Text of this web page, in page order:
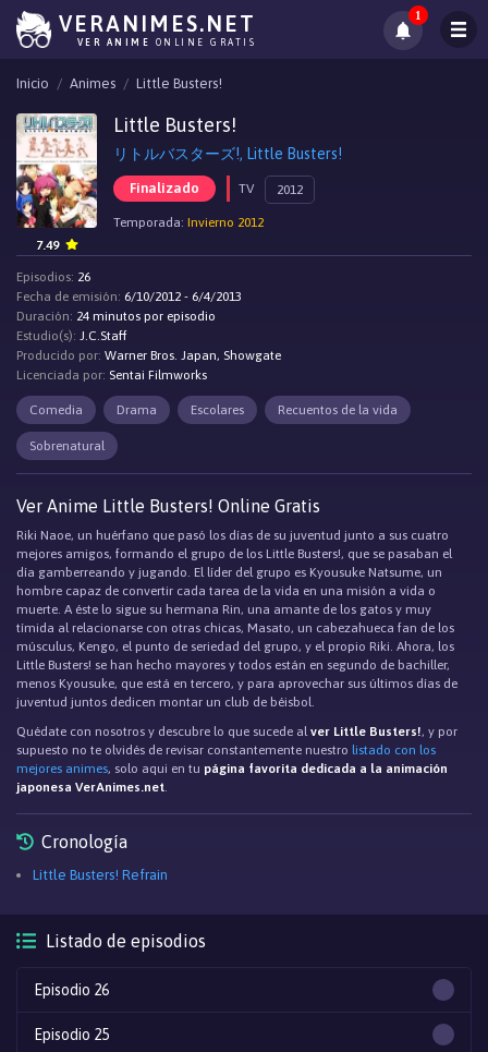
VERANIMES.NET
VER ANIME ONLINE GRATIS
1
Inicio Animes Little Busters!
Little Busters!
リトルバスターズ!, Little Busters!
Finalizado TV 2012
Temporada: Invierno 2012
7.49
Episodios: 26
Fecha de emisión: 6/10/2012 - 6/4/2013
Duración: 24 minutos por episodio
Estudio(s): J.C.Staff
Producido por: Warner Bros. Japan, Showgate
Licenciada por: Sentai Filmworks
Comedia Drama Escolares Recuentos de la vida
Sobrenatural
Ver Anime Little Busters! Online Gratis
Riki Naoe, un huérfano que pasó los días de su juventud junto a sus cuatro
mejores amigos, formando el grupo de los Little Busters!, que se pasaban el
día gamberreando y jugando. El líder del grupo es Kyousuke Natsume, un
hombre capaz de convertir cada tarea de la vida en una misión a vida o
muerte. A éste lo sigue su hermana Rin, una amante de los gatos y muy
tímida al relacionarse con otras chicas, Masato, un cabezahueca fan de los
músculus, Kengo, el punto de seriedad del grupo, y el propio Riki. Ahora, los
Little Busters! se han hecho mayores y todos están en segundo de bachiller,
menos Kyousuke, que está en tercero, y para aprovechar sus últimos días de
juventud juntos dedicen montar un club de béisbol.
Quédate con nosotros y descubre lo que sucede alver Little Busters!, y por
supuesto no te olvidés de revisar constantemente nuestro listado con los
mejores animes, solo aqui en tu página favorita dedicada a la animación
japonesa VerAnimes.net.
Cronología
Little Busters! Refrain
Listado de episodios
Episodio 26
Episodio 25